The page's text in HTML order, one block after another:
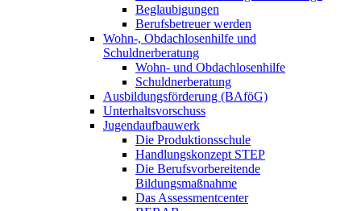
Beglaubigungen
Berufsbetreuer werden
Wohn-, Obdachlosenhilfe und
Schuldnerberatung
Wohn- und Obdachlosenhilfe
Schuldnerberatung
Ausbildungsförderung (BAföG)
Unterhaltsvorschuss
Jugendaufbauwerk
Die Produktionsschule
Handlungskonzept STEP
Die Berufsvorbereitende
Bildungsmaßnahme
Das Assessmentcenter